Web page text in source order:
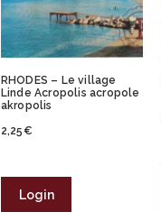
RHODES – Le village
Linde Acropolis acropole
akropolis
2,25€
Login